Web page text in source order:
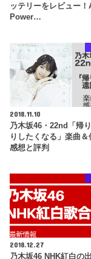
ッテリーをレビュー
Power…
2018.11.10
乃木坂46・22nd「帰
りしたくなる」楽曲
感想と評判
2018.12.27
乃木坂46 NHK紅白の